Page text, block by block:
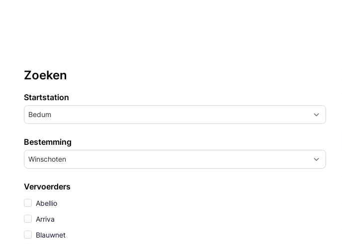
Zoeken
Startstation
Bedum
Bestemming
Winschoten
Vervoerders
Abellio
Arriva
Blauwnet